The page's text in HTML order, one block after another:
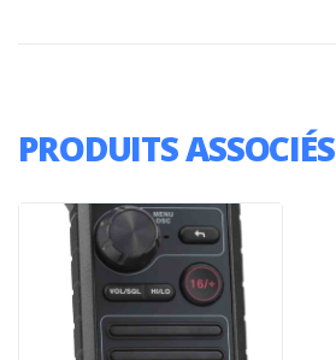
PRODUITS ASSOCIÉS